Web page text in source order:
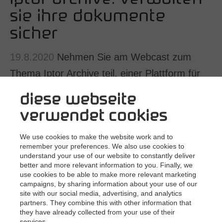
diese webseite
verwendet cookies
We use cookies to make the website work and to
remember your preferences. We also use cookies to
understand your use of our website to constantly deliver
better and more relevant information to you. Finally, we
use cookies to be able to make more relevant marketing
campaigns, by sharing information about your use of our
site with our social media, advertising, and analytics
partners. They combine this with other information that
they have already collected from your use of their
Salesforce
SAP
Andere
Nach Geschäftsanforderungen
Dokumentenmanagement
Rechnungsverarbeitung
Vertragsmanagement
Email‐Automatisierung
Bankbelegverarbeitung
Mailroom‐Automatisierung
sie ihre dokumente
sicher
19.8.2020 Nehmen Sie am Webcast zum
Thema Iptor Archive teil, einer Plattform für
die vollständige Verwaltung von
Geschäftsdokumenten
Ihre Geschäftsdokumente effizient erfassen, organisieren
und teilen können.
Mit dem von Nextway unterstützten Iptor Archive
können Sie:
Erfassen Sie alle Ihre Dokumente effizient — Papier,
Word, Excel, PDFs, E-Mails und mehr.
Finden Sie relevante Dokumente schnell und mit